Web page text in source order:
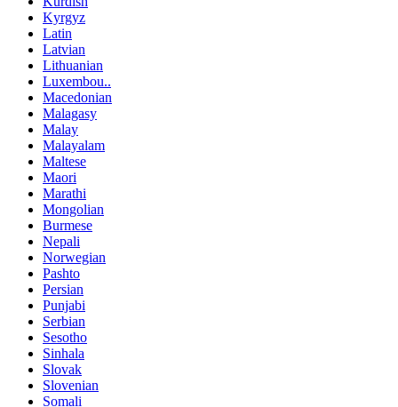
Kyrgyz
Latin
Latvian
Lithuanian
Luxembou..
Macedonian
Malagasy
Malay
Malayalam
Maltese
Maori
Marathi
Mongolian
Burmese
Nepali
Norwegian
Pashto
Persian
Punjabi
Serbian
Sesotho
Sinhala
Slovak
Slovenian
Somali